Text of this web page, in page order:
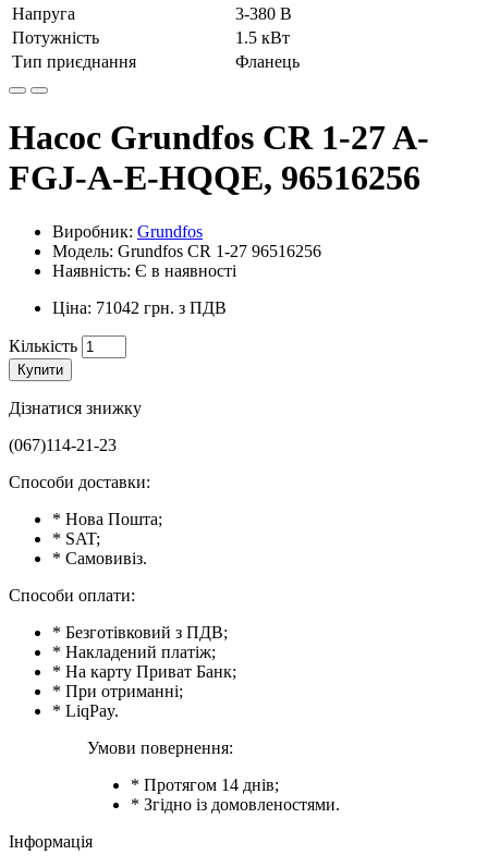
Напруга
3-380 В
Потужність
1.5 кВт
Тип приєднання
Фланець
Насос Grundfos CR 1-27 A-
FGJ-A-E-HQQE, 96516256
Виробник: Grundfos
Модель: Grundfos CR 1-27 96516256
Наявність: Є в наявності
Ціна: 71042 грн. з ПДВ
Кількість
Купити
Дізнатися знижку
(067)114-21-23
Способи доставки:
* Нова Пошта;
* SAT;
* Самовивіз.
Способи оплати:
* Безготівковий з ПДВ;
* Накладений платіж;
* На карту Приват Банк;
* При отриманні;
* LiqPay.
Умови повернення:
* Протягом 14 днів;
* Згідно із домовленостями.
Інформація